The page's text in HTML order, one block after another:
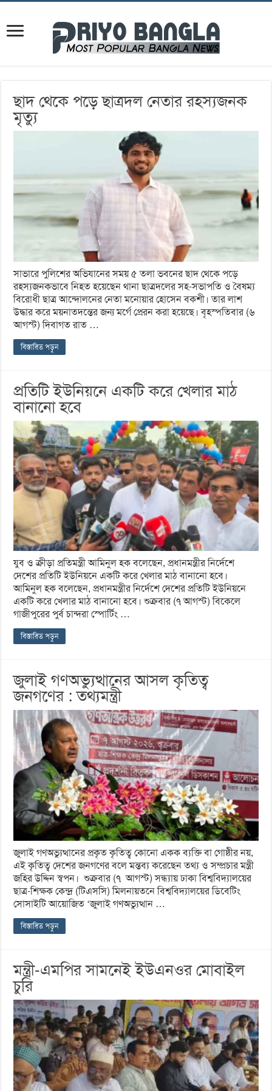
ছাদ থেকে পড়ে ছাত্রদল নেতার রহস্যজনক
মৃত্যু
সাভারে পুলিশের অভিযানের সময় ৫ তলা ভবনের ছাদ থেকে পড়ে
রহস্যজনকভাবে নিহত হয়েছেন থানা ছাত্রদলের সহ-সভাপতি ও বৈষম্য
বিরোধী ছাত্র আন্দোলনের নেতা মনোয়ার হোসেন বকশী। তার লাশ
উদ্ধার করে ময়নাতদন্তের জন্য মর্গে প্রেরন করা হয়েছে। বৃহস্পতিবার (৬
আগস্ট) দিবাগত রাত …
বিস্তারিত পড়ুন
প্রতিটি ইউনিয়নে একটি করে খেলার মাঠ
বানানো হবে
যুব ও ক্রীড়া প্রতিমন্ত্রী আমিনুল হক বলেছেন, প্রধানমন্ত্রীর নির্দেশে
দেশের প্রতিটি ইউনিয়নে একটি করে খেলার মাঠ বানানো হবে।
আমিনুল হক বলেছেন, প্রধানমন্ত্রীর নির্দেশে দেশের প্রতিটি ইউনিয়নে
একটি করে খেলার মাঠ বানানো হবে। শুক্রবার (৭ আগস্ট) বিকেলে
গাজীপুরের পুর্ব চান্দরা স্পোর্টিং …
বিস্তারিত পড়ুন
জুলাই গণঅভ্যুত্থানের আসল কৃতিত্ব
জনগণের : তথ্যমন্ত্রী
জুলাই গণঅভ্যুত্থানের প্রকৃত কৃতিত্ব কোনো একক ব্যক্তি বা গোষ্ঠীর নয়,
এই কৃতিত্ব দেশের জনগণের বলে মন্তব্য করেছেন তথ্য ও সম্প্রচার মন্ত্রী
জহির উদ্দিন স্বপন। শুক্রবার (৭ আগস্ট) সন্ধ্যায় ঢাকা বিশ্ববিদ্যালয়ের
ছাত্র-শিক্ষক কেন্দ্র (টিএসসি) মিলনায়তনে বিশ্ববিদ্যালয়ের ডিবেটিং
সোসাইটি আয়োজিত ‘জুলাই গণঅভ্যুত্থান …
বিস্তারিত পড়ুন
মন্ত্রী-এমপির সামনেই ইউএনওর মোবাইল
চুরি